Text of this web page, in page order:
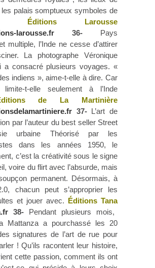
les palais somptueux symboles de
Éditions Larousse
larousse.fr
36- Pays
multiple, l’Inde ne cesse d’attirer
La photographe Véronique
a consacré plusieurs voyages. «
indiens », aime-t-elle à dire. Car
limite-t-elle seulement à l’Inde
de La Martinière
37-L’art de
par l’auteur du best seller Street
urbaine Théorisé par les
dans les années 1950, le
c’est la créativité sous le signe
voire du flirt avec l’absurde, mais
permanent. Désormais, à
chacun peut s’approprier les
et jouer avec. Éditions Tana
38- Pendant plusieurs mois,
Mattanza a pourchassé les 20
signatures de l’art de rue pour
! Qu’ils racontent leur histoire,
cette passion, comment ils ont